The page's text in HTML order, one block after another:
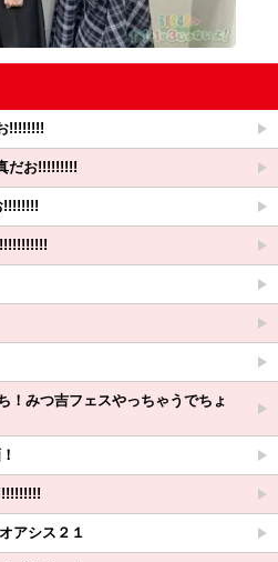
!!!!!!!!
だお!!!!!!!!!
!!!!!!!!
！みつ吉フェスやっちゃうでちょ
アシス２１